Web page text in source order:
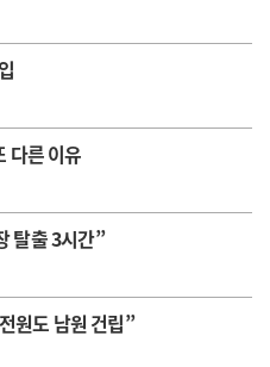
다른 이유
탈출 3시간”
원도 남원 건립”